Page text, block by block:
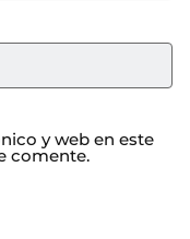
y web en este
comente.